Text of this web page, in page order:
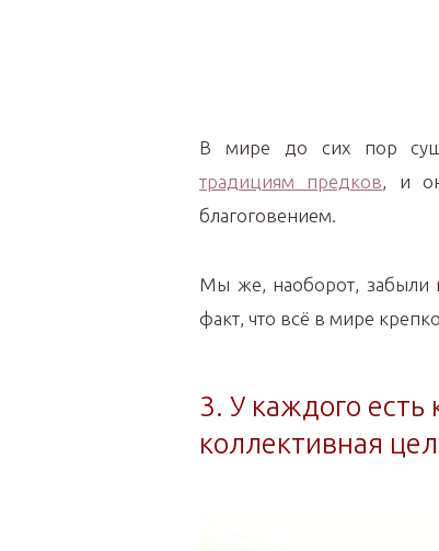
В мире до сих пор
традициям предков , и
благоговением.
Мы же, наоборот, забыли
факт, что всё в мире
3. У каждого есть
коллективная